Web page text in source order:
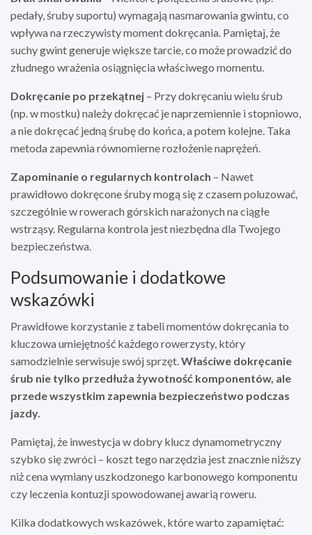
pedały, śruby suportu) wymagają nasmarowania gwintu, co
wpływa na rzeczywisty moment dokręcania. Pamiętaj, że
suchy gwint generuje większe tarcie, co może prowadzić do
złudnego wrażenia osiągnięcia właściwego momentu.
Dokręcanie po przekątnej – Przy dokręcaniu wielu śrub
(np. w mostku) należy dokręcać je naprzemiennie i stopniowo,
a nie dokręcać jedną śrubę do końca, a potem kolejne. Taka
metoda zapewnia równomierne rozłożenie naprężeń.
Zapominanie o regularnych kontrolach – Nawet
prawidłowo dokręcone śruby mogą się z czasem poluzować,
szczególnie w rowerach górskich narażonych na ciągłe
wstrząsy. Regularna kontrola jest niezbędna dla Twojego
bezpieczeństwa.
Podsumowanie i dodatkowe
wskazówki
Prawidłowe korzystanie z tabeli momentów dokręcania to
kluczowa umiejętność każdego rowerzysty, który
samodzielnie serwisuje swój sprzęt. Właściwe dokręcanie
śrub nie tylko przedłuża żywotność komponentów, ale
przede wszystkim zapewnia bezpieczeństwo podczas
jazdy.
Pamiętaj, że inwestycja w dobry klucz dynamometryczny
szybko się zwróci – koszt tego narzędzia jest znacznie niższy
niż cena wymiany uszkodzonego karbonowego komponentu
czy leczenia kontuzji spowodowanej awarią roweru.
Kilka dodatkowych wskazówek, które warto zapamiętać: